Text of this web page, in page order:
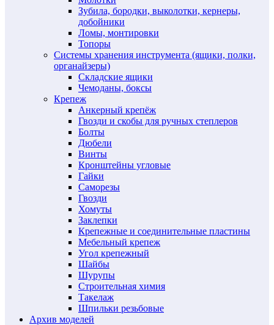
Зубила, бородки, выколотки, кернеры,
добойники
Ломы, монтировки
Топоры
Системы хранения инструмента (ящики, полки,
органайзеры)
Складские ящики
Чемоданы, боксы
Крепеж
Анкерный крепёж
Гвозди и скобы для ручных степлеров
Болты
Дюбели
Винты
Кронштейны угловые
Гайки
Саморезы
Гвозди
Хомуты
Заклепки
Крепежные и соединительные пластины
Мебельный крепеж
Угол крепежный
Шайбы
Шурупы
Строительная химия
Такелаж
Шпильки резьбовые
Архив моделей